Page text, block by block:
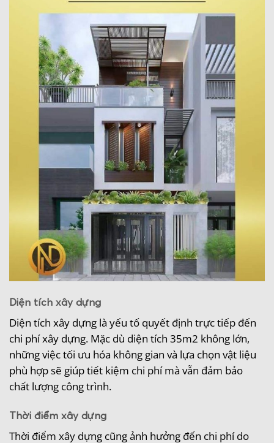
Diện tích xây dựng
Diện tích xây dựng là yếu tố quyết định trực tiếp đến
chi phí xây dựng. Mặc dù diện tích 35m2 không lớn,
những việc tối ưu hóa không gian và lựa chọn vật liệu
phù hợp sẽ giúp tiết kiệm chi phí mà vẫn đảm bảo
chất lượng công trình.
Thời điểm xây dựng
Thời điểm xây dựng cũng ảnh hưởng đến chi phí do